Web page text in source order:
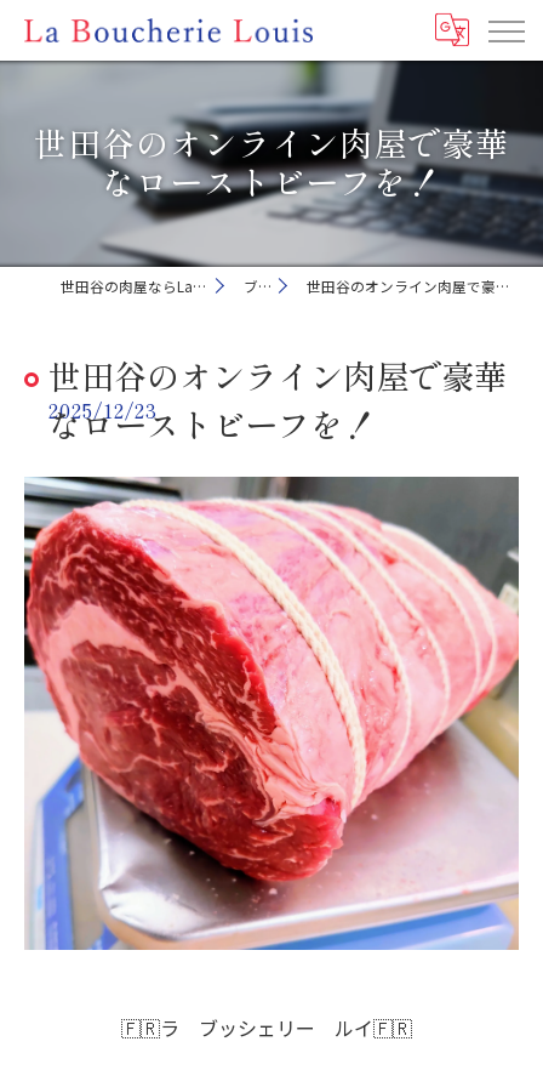
世田谷のオンライン肉屋で豪華
なローストビーフを！
世田谷の肉屋ならLa Boucherie Louis ブログ 世田谷のオンライン肉屋で豪華なローストビーフを！
世田谷のオンライン肉屋で豪華
なローストビーフを！
2025/12/23
🇫🇷ラ ブッシェリー ルイ🇫🇷